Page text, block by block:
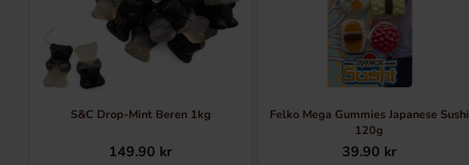
S&C Drop-Mint Beren 1kg
149.90 kr
Felko Mega Gummies Japanese Sushi
120g
39.90 kr